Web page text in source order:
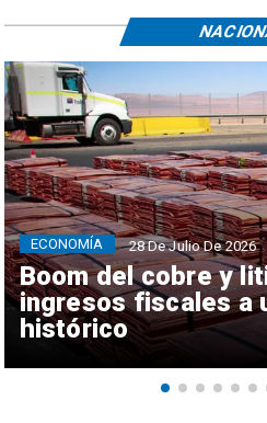
Boom del cobre y
ingresos fiscales a
histórico
ECONOMÍA 28 De Julio De 2026